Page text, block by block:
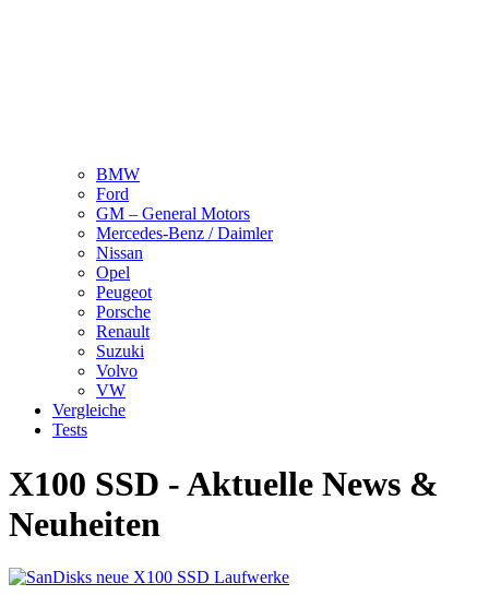
BMW
Ford
GM – General Motors
Mercedes-Benz / Daimler
Nissan
Opel
Peugeot
Porsche
Renault
Suzuki
Volvo
VW
Vergleiche
Tests
X100 SSD - Aktuelle News &
Neuheiten